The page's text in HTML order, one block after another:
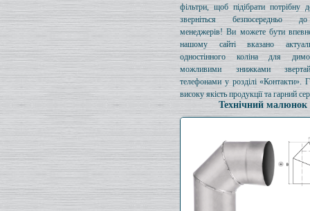
фільтри, щоб підібрати потрібну
зверніться безпосередньо
менеджерів! Ви можете бути
нашому сайті вказано
одностінного коліна для
можливими знижками
телефонами у розділі «Контакти».
високу якість продукції та гарний
Технічний малюнок